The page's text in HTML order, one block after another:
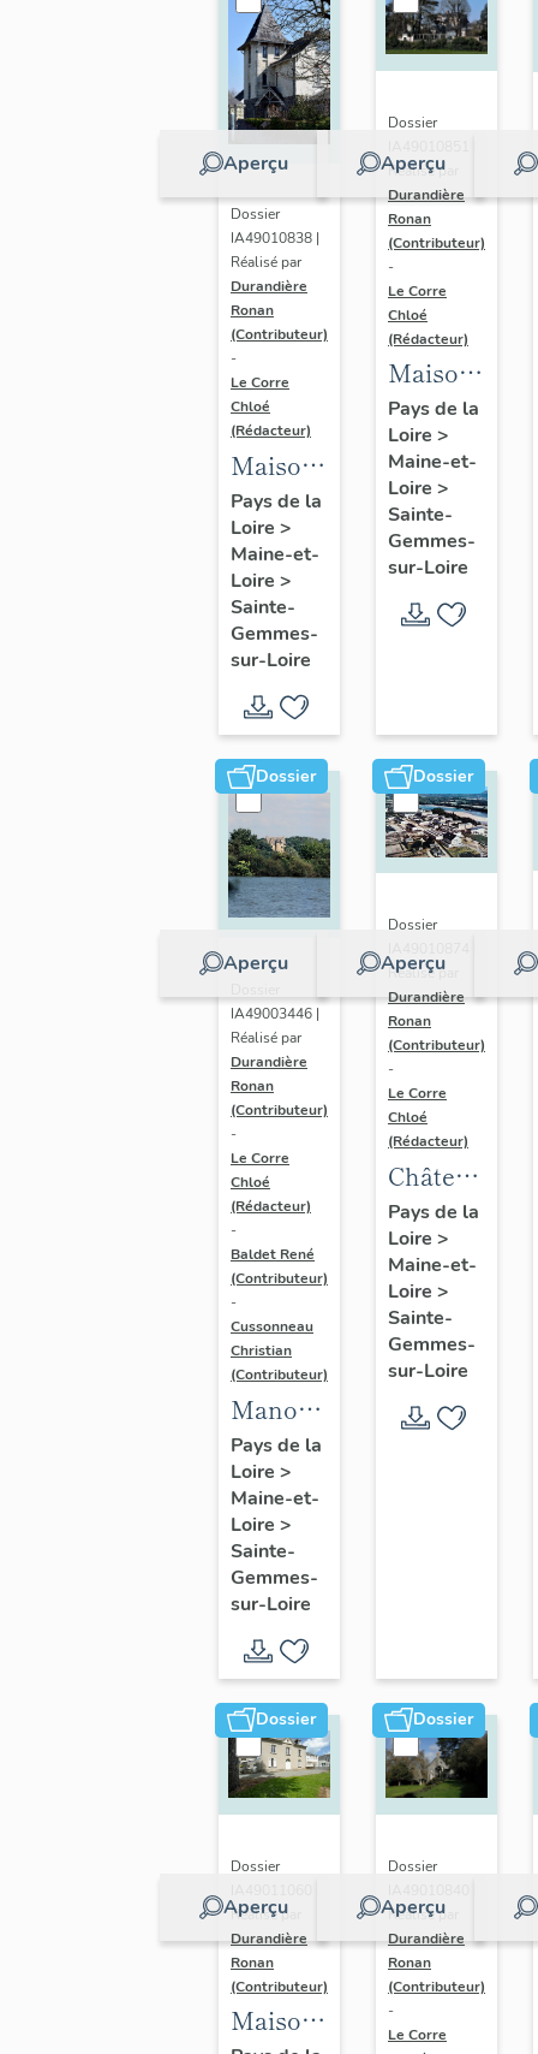
Aperçu
Dossier
IA49010838 |
Réalisé par
Durandière
Ronan
(Contributeur)
-
Le Corre
Chloé
(Rédacteur)
Maison
de
villégiature
dite villa
Antoinette,
2
promenade
Belle-
Rive
Pays de la
Loire >
Maine-et-
Loire >
Sainte-
Gemmes-
sur-Loire
Aperçu
Dossier
Réalisé par
Durandière
Ronan
(Contributeur)
-
Le Corre
Chloé
(Rédacteur)
Maison
de
villégiature
dite
Villa
L'Étoile
ou Mon
Repos, 1
Pays de la
Loire >
Maine-et-
Loire >
Sainte-
Gemmes-
sur-Loire
Dossier
Aperçu
IA49003446 |
Réalisé par
Durandière
Ronan
(Contributeur)
-
Le Corre
Chloé
(Rédacteur)
-
Baldet René
(Contributeur)
-
Cussonneau
Christian
(Contributeur)
Manoir
de
Belligan
Pays de la
Loire >
Maine-et-
Loire >
Sainte-
Gemmes-
sur-Loire
Dossier
Aperçu
Dossier
Réalisé par
Durandière
Ronan
(Contributeur)
-
Le Corre
Chloé
(Rédacteur)
Château
de
Sainte-
Gemmes,
puis
asile
d'aliénés
actuellement
Angevin
(CESAME)
Pays de la
Loire >
Maine-et-
Loire >
Sainte-
Gemmes-
sur-Loire
Dossier
Aperçu
Dossier
Réalisé par
Durandière
Ronan
(Contributeur)
Maison
Dossier
Aperçu
Dossier
Réalisé par
Durandière
Ronan
(Contributeur)
-
Le Corre